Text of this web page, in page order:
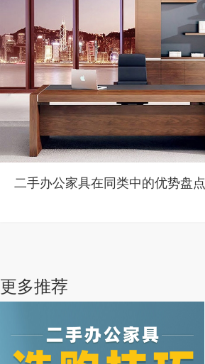
二手办公家具在同类中的优势盘点
更多推荐